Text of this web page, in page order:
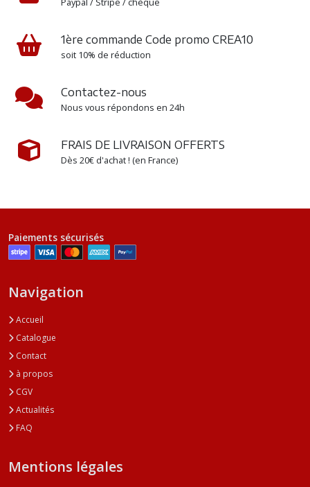
1ère commande Code promo CREA10
soit 10% de réduction
Contactez-nous
Nous vous répondons en 24h
FRAIS DE LIVRAISON OFFERTS
Dès 20€ d'achat ! (en France)
Paiements sécurisés
Navigation
Accueil
Catalogue
Contact
à propos
CGV
Actualités
FAQ
Mentions légales